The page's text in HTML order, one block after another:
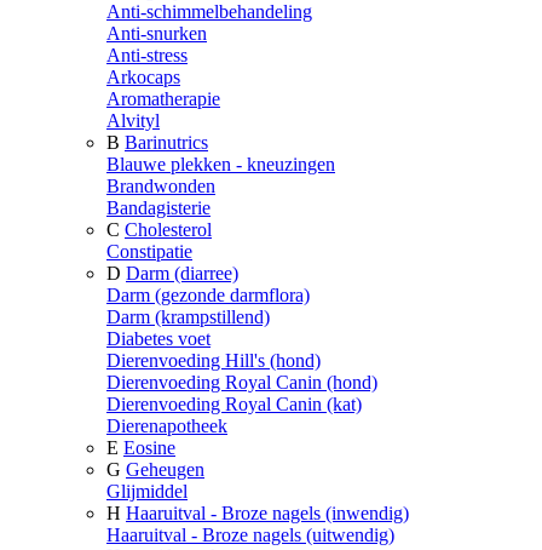
Anti-schimmelbehandeling
Anti-snurken
Anti-stress
Arkocaps
Aromatherapie
Alvityl
B Barinutrics
Blauwe plekken - kneuzingen
Brandwonden
Bandagisterie
C Cholesterol
Constipatie
D Darm (diarree)
Darm (gezonde darmflora)
Darm (krampstillend)
Diabetes voet
Dierenvoeding Hill's (hond)
Dierenvoeding Royal Canin (hond)
Dierenvoeding Royal Canin (kat)
Dierenapotheek
E Eosine
G Geheugen
Glijmiddel
H Haaruitval - Broze nagels (inwendig)
Haaruitval - Broze nagels (uitwendig)